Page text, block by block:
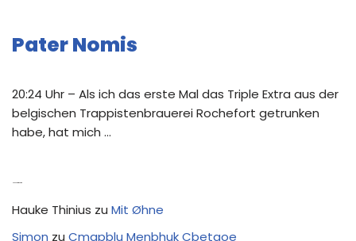
Pater Nomis
20:24 Uhr – Als ich das erste Mal das Triple Extra aus der
belgischen Trappistenbrauerei Rochefort getrunken
habe, hat mich …
Hauke Thinius zu Mit Øhne
Simon zu Cmapblu Menbhuk Cbetaoe